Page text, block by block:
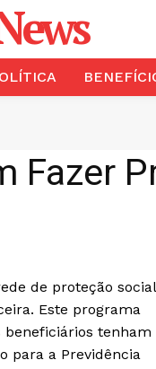
Fazer
de proteção
Este programa
tenham
para a Previdência